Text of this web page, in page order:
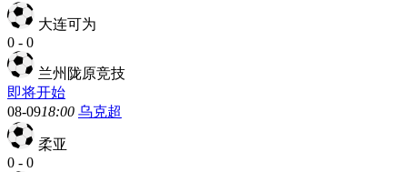
大连可为
0 - 0
兰州陇原竞技
即将开始
08-0918:00 乌克超
柔亚
0 - 0